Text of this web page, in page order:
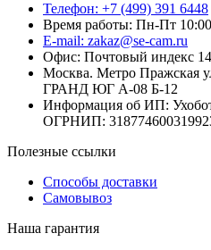
Телефон: +7 (499) 391 6448
Время работы: Пн-Пт
E-mail: zakaz@se-cam.ru
Офис: Почтовый индекс
Москва. Метро Пражская
ГРАНД ЮГ А-08 Б-12
Информация об ИП:
ОГРНИП:
Полезные ссылки
Способы доставки
Самовывоз
Наша гарантия